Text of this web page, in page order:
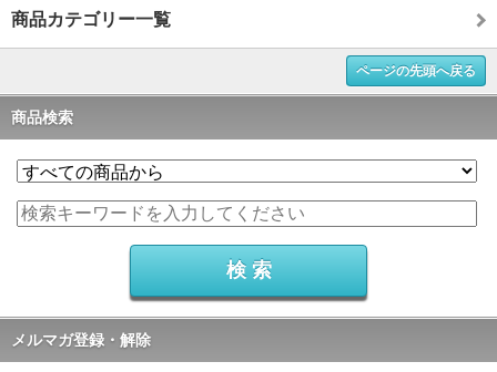
商品カテゴリー一覧
ページの先頭へ戻る
商品検索
メルマガ登録・解除